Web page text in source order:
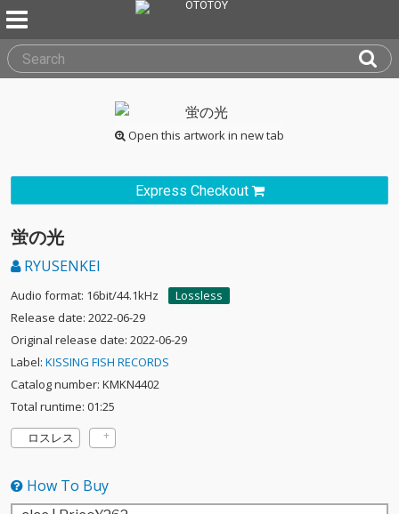
Open this artwork in new tab
Express Checkout
蛍の光
RYUSENKEI
Audio format: 16bit/44.1kHz
Lossless
Release date: 2022-06-29
Original release date: 2022-06-29
Label: KISSING FISH RECORDS
Catalog number: KMKN4402
Total runtime: 01:25
ロスレス
How To Buy